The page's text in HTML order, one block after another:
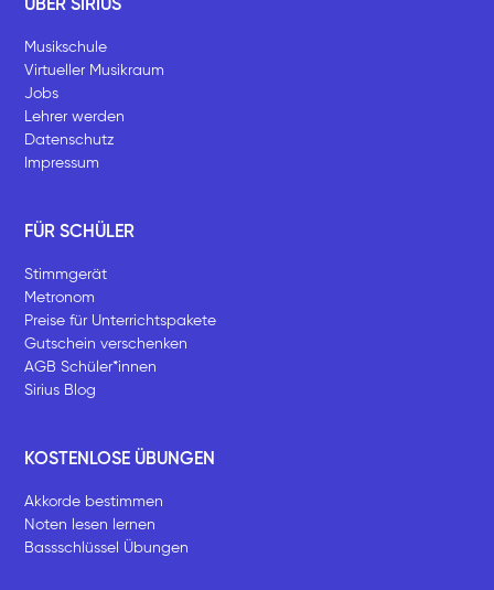
ÜBER SIRIUS
Musikschule
Virtueller Musikraum
Jobs
Lehrer werden
Datenschutz
Impressum
FÜR SCHÜLER
Stimmgerät
Metronom
Preise für Unterrichtspakete
Gutschein verschenken
AGB Schüler*innen
Sirius Blog
KOSTENLOSE ÜBUNGEN
Akkorde bestimmen
Noten lesen lernen
Bassschlüssel Übungen